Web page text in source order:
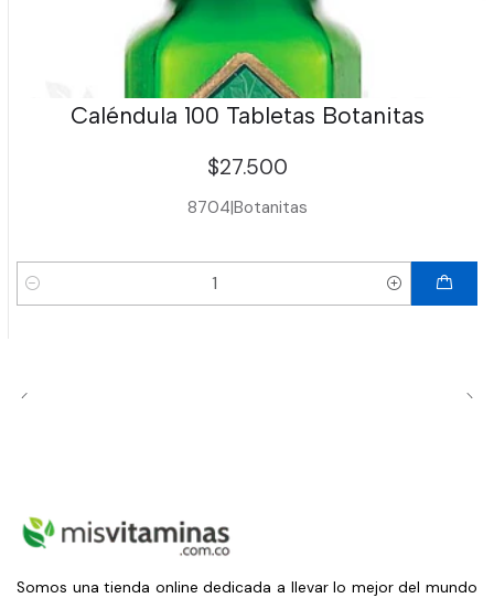
Caléndula 100 Tabletas Botanitas
$27.500
8704|Botanitas
Cantidad
Somos una tienda online dedicada a llevar lo mejor del mundo